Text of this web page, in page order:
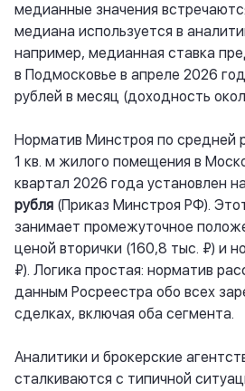
медианные значения
медиана используется в
например, медианная ставка
в Подмосковье в апреле 2026
рублей в месяц (доходность
Норматив Минстроя по средней
1 кв. м жилого помещения в
квартал 2026 года установлен
рубля (Приказ Минстроя РФ).
занимает промежуточное
ценой вторички (160,8 тыс. ₽) и
₽). Логика простая: норматив
данным Росреестра обо всех
сделках, включая оба сегмента.
Аналитики и брокерские
сталкиваются с типичной